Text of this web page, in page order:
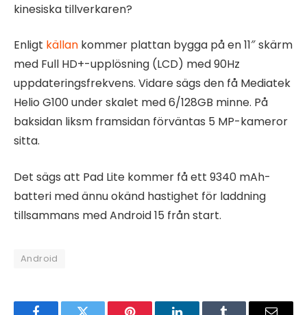
kinesiska tillverkaren?
Enligt källan kommer plattan bygga på en 11″ skärm
med Full HD+-upplösning (LCD) med 90Hz
uppdateringsfrekvens. Vidare sägs den få Mediatek
Helio G100 under skalet med 6/128GB minne. På
baksidan liksm framsidan förväntas 5 MP-kameror
sitta.
Det sägs att Pad Lite kommer få ett 9340 mAh-
batteri med ännu okänd hastighet för laddning
tillsammans med Android 15 från start.
Android